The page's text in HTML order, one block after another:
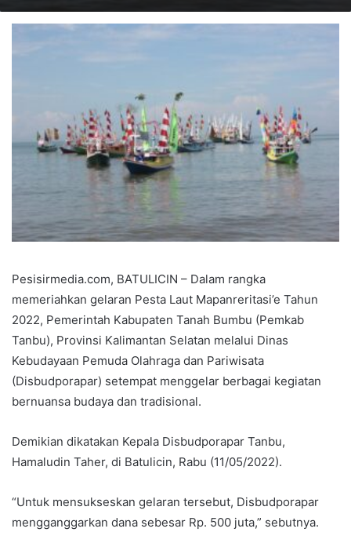
Pesisirmedia.com, BATULICIN – Dalam rangka
memeriahkan gelaran Pesta Laut Mapanreritasi’e Tahun
2022, Pemerintah Kabupaten Tanah Bumbu (Pemkab
Tanbu), Provinsi Kalimantan Selatan melalui Dinas
Kebudayaan Pemuda Olahraga dan Pariwisata
(Disbudporapar) setempat menggelar berbagai kegiatan
bernuansa budaya dan tradisional.
Demikian dikatakan Kepala Disbudporapar Tanbu,
Hamaludin Taher, di Batulicin, Rabu (11/05/2022).
“Untuk mensukseskan gelaran tersebut, Disbudporapar
mengganggarkan dana sebesar Rp. 500 juta,” sebutnya.